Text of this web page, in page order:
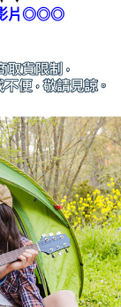
影片◎◎◎